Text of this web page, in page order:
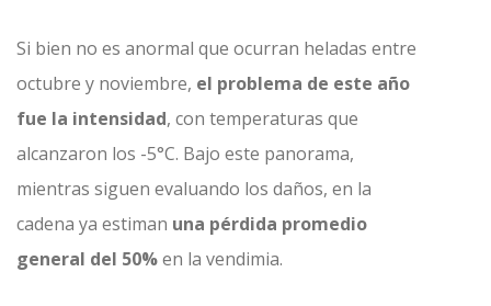
Si bien no es anormal que ocurran heladas entre
octubre y noviembre, el problema de este año
fue la intensidad, con temperaturas que
alcanzaron los -5°C. Bajo este panorama,
mientras siguen evaluando los daños, en la
cadena ya estiman una pérdida promedio
general del 50%en la vendimia.